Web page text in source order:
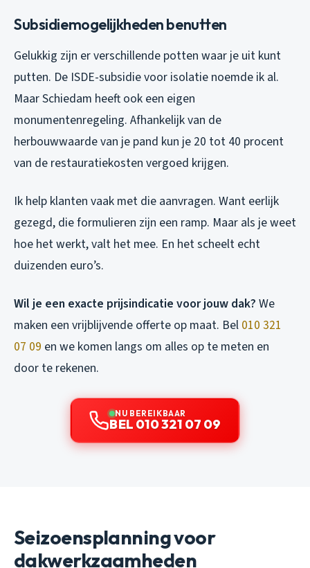
Subsidiemogelijkheden benutten
Gelukkig zijn er verschillende potten waar je uit kunt
putten. De ISDE-subsidie voor isolatie noemde ik al.
Maar Schiedam heeft ook een eigen
monumentenregeling. Afhankelijk van de
herbouwwaarde van je pand kun je 20 tot 40 procent
van de restauratiekosten vergoed krijgen.
Ik help klanten vaak met die aanvragen. Want eerlijk
gezegd, die formulieren zijn een ramp. Maar als je weet
hoe het werkt, valt het mee. En het scheelt echt
duizenden euro’s.
Wil je een exacte prijsindicatie voor jouw dak? We
maken een vrijblijvende offerte op maat. Bel 010 321
07 09 en we komen langs om alles op te meten en
door te rekenen.
NU BEREIKBAAR
BEL 010 321 07 09
Seizoensplanning voor
dakwerkzaamheden